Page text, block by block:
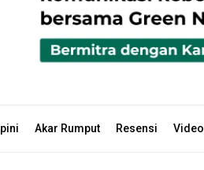
Akar Rumput Resensi Video